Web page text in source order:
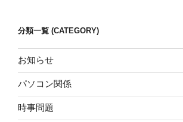
分類一覧 (CATEGORY)
お知らせ
パソコン関係
時事問題